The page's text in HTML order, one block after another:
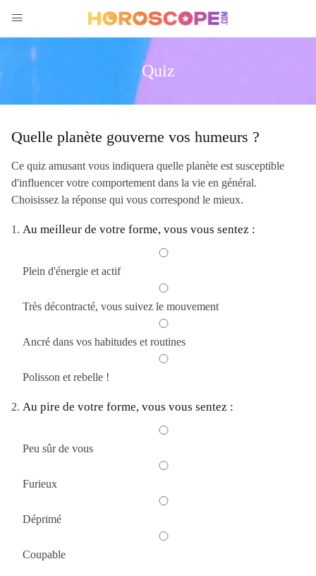
Quiz
Quelle planète gouverne vos humeurs ?
Ce quiz amusant vous indiquera quelle planète est susceptible
d'influencer votre comportement dans la vie en général.
Choisissez la réponse qui vous correspond le mieux.
Au meilleur de votre forme, vous vous sentez :
Plein d'énergie et actif
Très décontracté, vous suivez le mouvement
Ancré dans vos habitudes et routines
Polisson et rebelle !
Au pire de votre forme, vous vous sentez :
Peu sûr de vous
Furieux
Déprimé
Coupable